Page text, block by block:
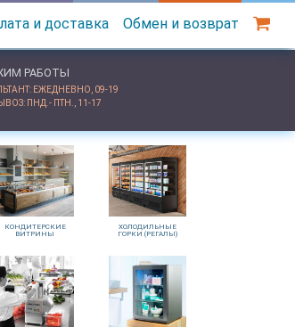
и доставка Обмен и возврат
РАБОТЫ
ЕЖЕДНЕВНО, 09-19
ПНД.- ПТН., 11-17
КОНДИТЕРСКИЕ
ВИТРИНЫ
ХОЛОДИЛЬНЫЕ
ГОРКИ (РЕГАЛЫ)